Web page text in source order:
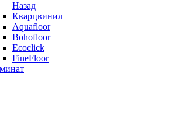
Назад
Кварцвинил
Aquafloor
Bohofloor
Ecoclick
FineFloor